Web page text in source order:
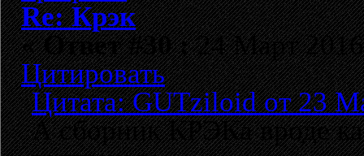
Re: Крэк
«Ответ #30 :24 Март
Цитировать
Цитата: GUTziloid от 23
А сборник КРЭКа вроде